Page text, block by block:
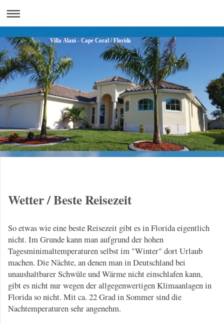
Villa Alani - Cape Coral / Florida
Wetter / Beste Reisezeit
So etwas wie eine beste Reisezeit gibt es in Florida eigentlich
nicht. Im Grunde kann man aufgrund der hohen
Tagesminimaltemperaturen selbst im "Winter" dort Urlaub
machen. Die Nächte, an denen man in Deutschland bei
unaushaltbarer Schwüle und Wärme nicht einschlafen kann,
gibt es nicht nur wegen der allgegenwertigen Klimaanlagen in
Florida so nicht. Mit ca. 22 Grad in Sommer sind die
Nachtemperaturen sehr angenehm.